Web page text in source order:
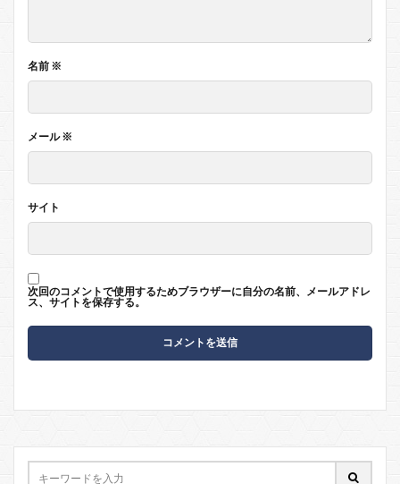
名前 ※
メール※
サイト
次回のコメントで使用するためブラウザーに自分の名前、メールアドレ
ス、サイトを保存する。